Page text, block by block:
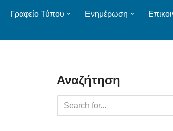
Γραφείο Τύπου Ενημέρωση
Αναζήτηση